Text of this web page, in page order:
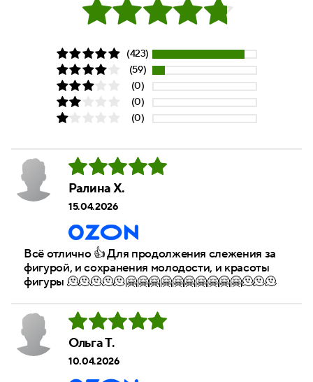
(423)
(59)
(0)
(0)
(0)
Ралина Х.
15.04.2026
Всё отлично 👍 Для продолжения слежения за
фигурой, и сохранения молодости, и красоты
фигуры 🫠🫠🫠🫠🫠🤗🤗🤗🤗🤗🤗🤗🤗🤗🤗🫠🫠🫠
Ольга Т.
10.04.2026